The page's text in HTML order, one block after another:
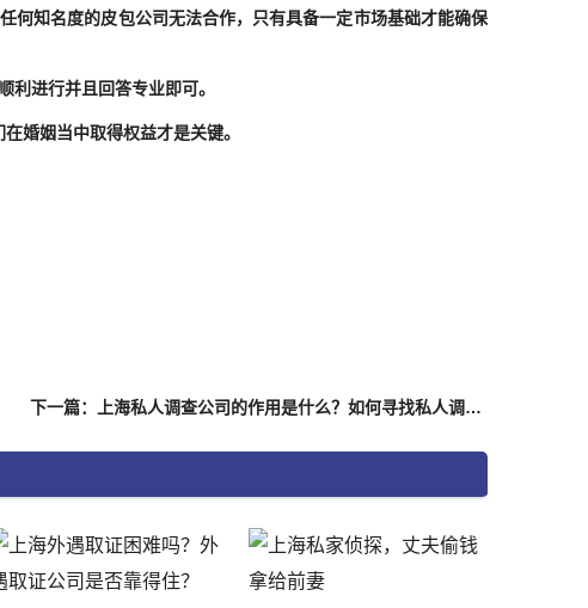
何知名度的皮包公司无法合作，只有具备一定市场基础才能确保
利进行并且回答专业即可。
婚姻当中取得权益才是关键。
下一篇：上海私人调查公司的作用是什么？如何寻找私人调查公司？